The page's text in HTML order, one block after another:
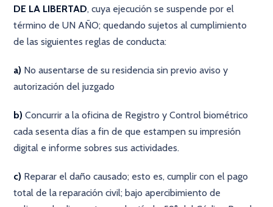
DE LA LIBERTAD, cuya ejecución se suspende por el
término de UN AÑO; quedando sujetos al cumplimiento
de las siguientes reglas de conducta:
a) No ausentarse de su residencia sin previo aviso y
autorización del juzgado
b) Concurrir a la oficina de Registro y Control biométrico
cada sesenta días a fin de que estampen su impresión
digital e informe sobres sus actividades.
c) Reparar el daño causado; esto es, cumplir con el pago
total de la reparación civil; bajo apercibimiento de